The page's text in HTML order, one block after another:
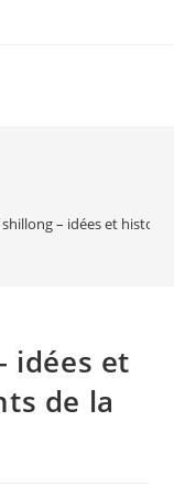
– idées et
idées et
de la